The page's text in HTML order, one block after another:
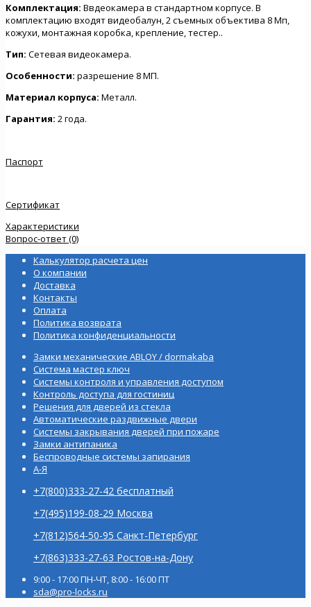
Комплектация: Ввдеокамера в стандартном корпусе. В
комплектацию входят видеобалун, 2 съемных объектива 8 Мп,
кожухи, монтажная коробка, крепление, тестер..
Тип: Сетевая видеокамера.
Особенности: разрешение 8 МП.
Материал корпуса: Металл.
Гарантия: 2 года.
Паспорт
Сертификат
Характеристики
Вопрос-ответ (0)
Калькулятор расчета цен
О компании
Доставка
Контакты
Оплата
Политика возврата
Политика конфиденциальности
Замки механические ABLOY / dormakaba
Система мастер ключ
Системы контроля и управления доступом
Контроль доступа для гостиниц
Решения для дверей из стекла
Автоматические раздвижные двери
Системы закрывания дверей при пожаре
Замки антипаника
Беспроводные системы запирания
А-Я
+7(800)333-27-42 бесплатный
+7(495)199-08-29 Москва
+7(812)564-50-95 Санкт-Петербург
+7(863)333-27-63 Ростов-на-Дону
9:00 - 17:00 ПН-ЧТ, 8:00 - 16:00 ПТ
sda@pro-locks.ru